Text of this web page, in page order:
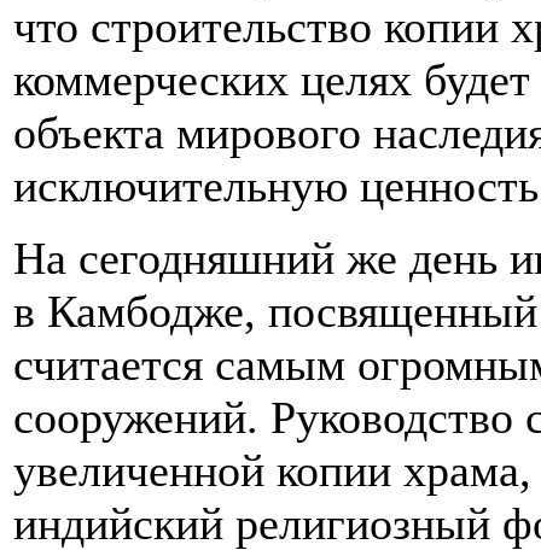
что строительство копии
коммерческих целях
объекта мирового
исключительную
На сегодняшний же день
в Камбодже,
считается самым
сооружений. Руководство
увеличенной копии
индийский религиозный